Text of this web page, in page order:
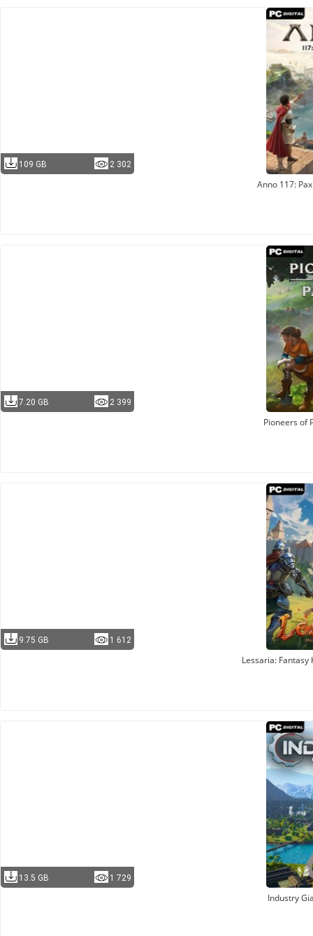
109 GB 2 302
Anno 117:
7.20 GB 2 399
Pioneers of
9.75 GB 1 612
Lessaria: Fantasy
13.5 GB 1 729
Industry